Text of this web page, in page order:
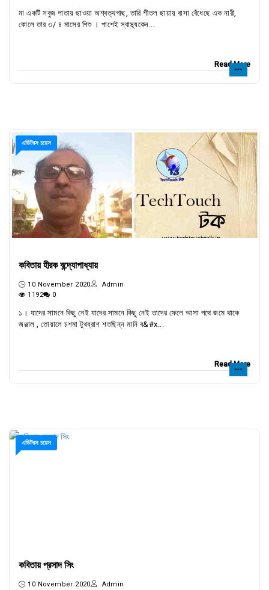
মা একটি সবুজ পাতায় ছাওয়া অশ্বত্থগাছ, তারি শীতল ছায়ায় বাসা বেঁধেছে এক নারী,
কোলে তার ৩/ ৪ মাসের শিশু । পাশেই স্বাস্থ্যকেন...
Read More
এডিটরস চয়েস
কবিতায় হীরক বন্দ্যোপাধ্যায়
10 November 2020
Admin
1192
0
১। যাদের সামনে কিছু নেই যাদের সামনে কিছু নেই তাদের ফেলে আসা পথে জমে থাকে
জঞ্জাল , তোয়ালে চশমা টুথব্রাশ শতছিন্ন মানি ব&#x...
Read More
এডিটরস চয়েস
কবিতায় প্রসাদ সিং
10 November 2020
Admin